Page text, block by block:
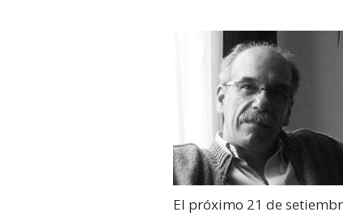
El próximo 21 de